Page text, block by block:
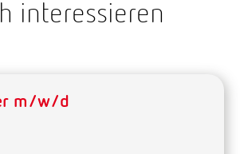
interessieren
m/w/d